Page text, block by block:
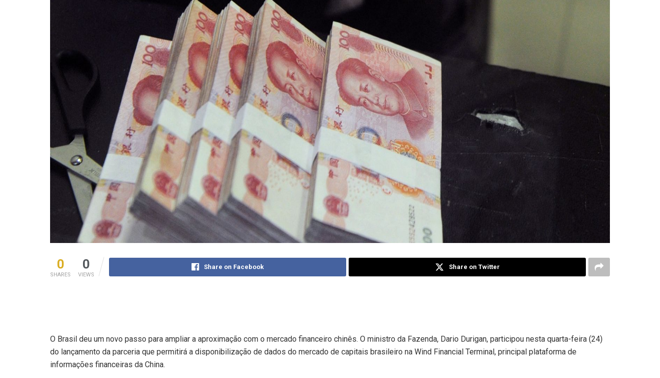
0
SHARES
0
VIEWS
Share on Facebook Share on Twitter
O Brasil deu um novo passo para ampliar a aproximação com o mercado financeiro chinês. O ministro da Fazenda, Dario Durigan, participou nesta quarta-feira (24)
do lançamento da parceria que permitirá a disponibilização de dados do mercado de capitais brasileiro na Wind Financial Terminal, principal plataforma de
informações financeiras da China.